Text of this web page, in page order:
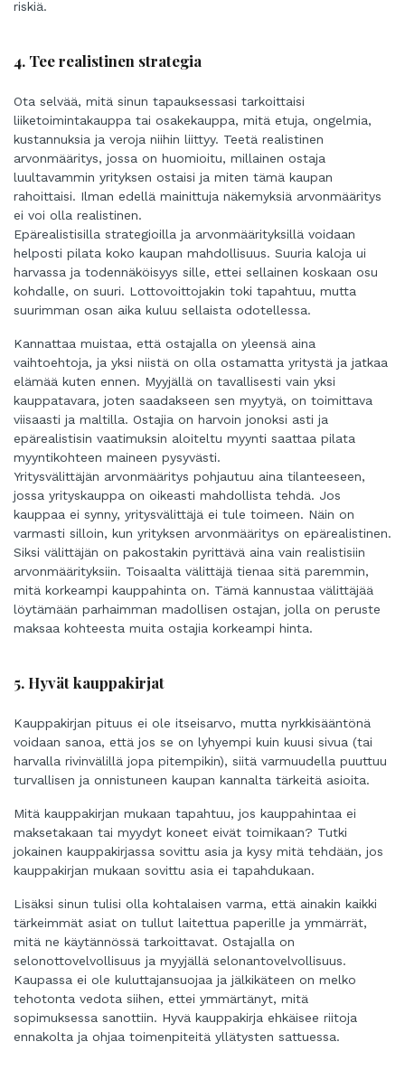
riskiä.
4. Tee realistinen strategia
Ota selvää, mitä sinun tapauksessasi tarkoittaisi
liiketoimintakauppa tai osakekauppa, mitä etuja, ongelmia,
kustannuksia ja veroja niihin liittyy. Teetä realistinen
arvonmääritys, jossa on huomioitu, millainen ostaja
luultavammin yrityksen ostaisi ja miten tämä kaupan
rahoittaisi. Ilman edellä mainittuja näkemyksiä arvonmääritys
ei voi olla realistinen.
Epärealistisilla strategioilla ja arvonmäärityksillä voidaan
helposti pilata koko kaupan mahdollisuus. Suuria kaloja ui
harvassa ja todennäköisyys sille, ettei sellainen koskaan osu
kohdalle, on suuri. Lottovoittojakin toki tapahtuu, mutta
suurimman osan aika kuluu sellaista odotellessa.
Kannattaa muistaa, että ostajalla on yleensä aina
vaihtoehtoja, ja yksi niistä on olla ostamatta yritystä ja jatkaa
elämää kuten ennen. Myyjällä on tavallisesti vain yksi
kauppatavara, joten saadakseen sen myytyä, on toimittava
viisaasti ja maltilla. Ostajia on harvoin jonoksi asti ja
epärealistisin vaatimuksin aloiteltu myynti saattaa pilata
myyntikohteen maineen pysyvästi.
Yritysvälittäjän arvonmääritys pohjautuu aina tilanteeseen,
jossa yrityskauppa on oikeasti mahdollista tehdä. Jos
kauppaa ei synny, yritysvälittäjä ei tule toimeen. Näin on
varmasti silloin, kun yrityksen arvonmääritys on epärealistinen.
Siksi välittäjän on pakostakin pyrittävä aina vain realistisiin
arvonmäärityksiin. Toisaalta välittäjä tienaa sitä paremmin,
mitä korkeampi kauppahinta on. Tämä kannustaa välittäjää
löytämään parhaimman madollisen ostajan, jolla on peruste
maksaa kohteesta muita ostajia korkeampi hinta.
5. Hyvät kauppakirjat
Kauppakirjan pituus ei ole itseisarvo, mutta nyrkkisääntönä
voidaan sanoa, että jos se on lyhyempi kuin kuusi sivua (tai
harvalla rivinvälillä jopa pitempikin), siitä varmuudella puuttuu
turvallisen ja onnistuneen kaupan kannalta tärkeitä asioita.
Mitä kauppakirjan mukaan tapahtuu, jos kauppahintaa ei
maksetakaan tai myydyt koneet eivät toimikaan? Tutki
jokainen kauppakirjassa sovittu asia ja kysy mitä tehdään, jos
kauppakirjan mukaan sovittu asia ei tapahdukaan.
Lisäksi sinun tulisi olla kohtalaisen varma, että ainakin kaikki
tärkeimmät asiat on tullut laitettua paperille ja ymmärrät,
mitä ne käytännössä tarkoittavat. Ostajalla on
selonottovelvollisuus ja myyjällä selonantovelvollisuus.
Kaupassa ei ole kuluttajansuojaa ja jälkikäteen on melko
tehotonta vedota siihen, ettei ymmärtänyt, mitä
sopimuksessa sanottiin. Hyvä kauppakirja ehkäisee riitoja
ennakolta ja ohjaa toimenpiteitä yllätysten sattuessa.